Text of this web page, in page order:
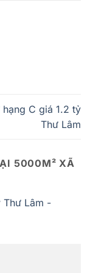
hạng C giá 1.2 tỷ
Thư Lâm
5000M² XÃ
Thư Lâm -